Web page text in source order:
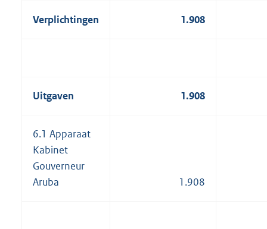
Verplichtingen 1.908
Uitgaven 1.908
6.1 Apparaat
Kabinet
Gouverneur
Aruba
1.908